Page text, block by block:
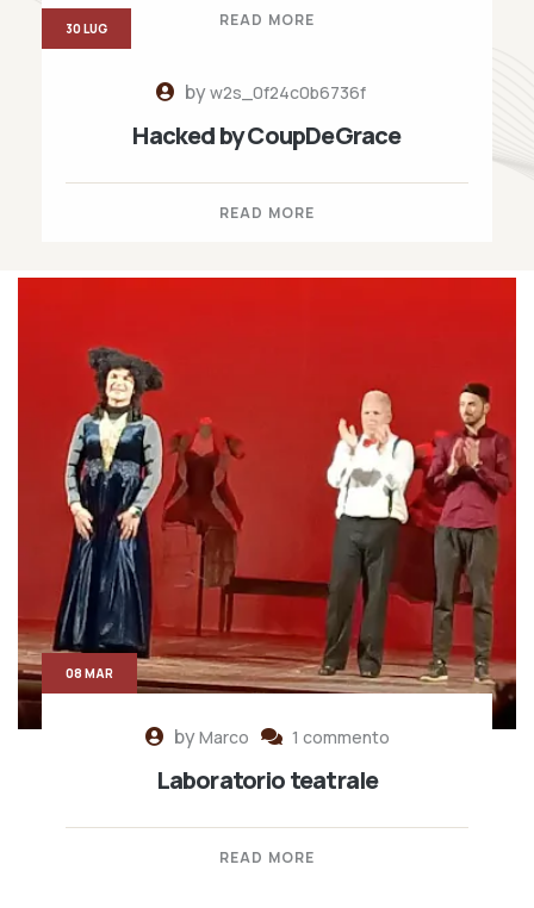
READ MORE
byw2s_0f24c0b6736f
Hacked by CoupDeGrace
READ MORE
30 LUG
byMarco 1 commento
Laboratorio teatrale
READ MORE
08 MAR